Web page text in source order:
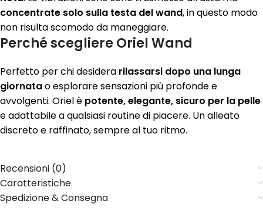
concentrate solo sulla testa del wand, in questo modo
non risulta scomodo da maneggiare.
Perché scegliere Oriel Wand
Perfetto per chi desidera rilassarsi dopo una lunga
giornatao esplorare sensazioni più profonde e
avvolgenti. Oriel è potente, elegante, sicuro per la pelle
e adattabile a qualsiasi routine di piacere. Un alleato
discreto e raffinato, sempre al tuo ritmo.
Recensioni (0)
Caratteristiche
Spedizione & Consegna